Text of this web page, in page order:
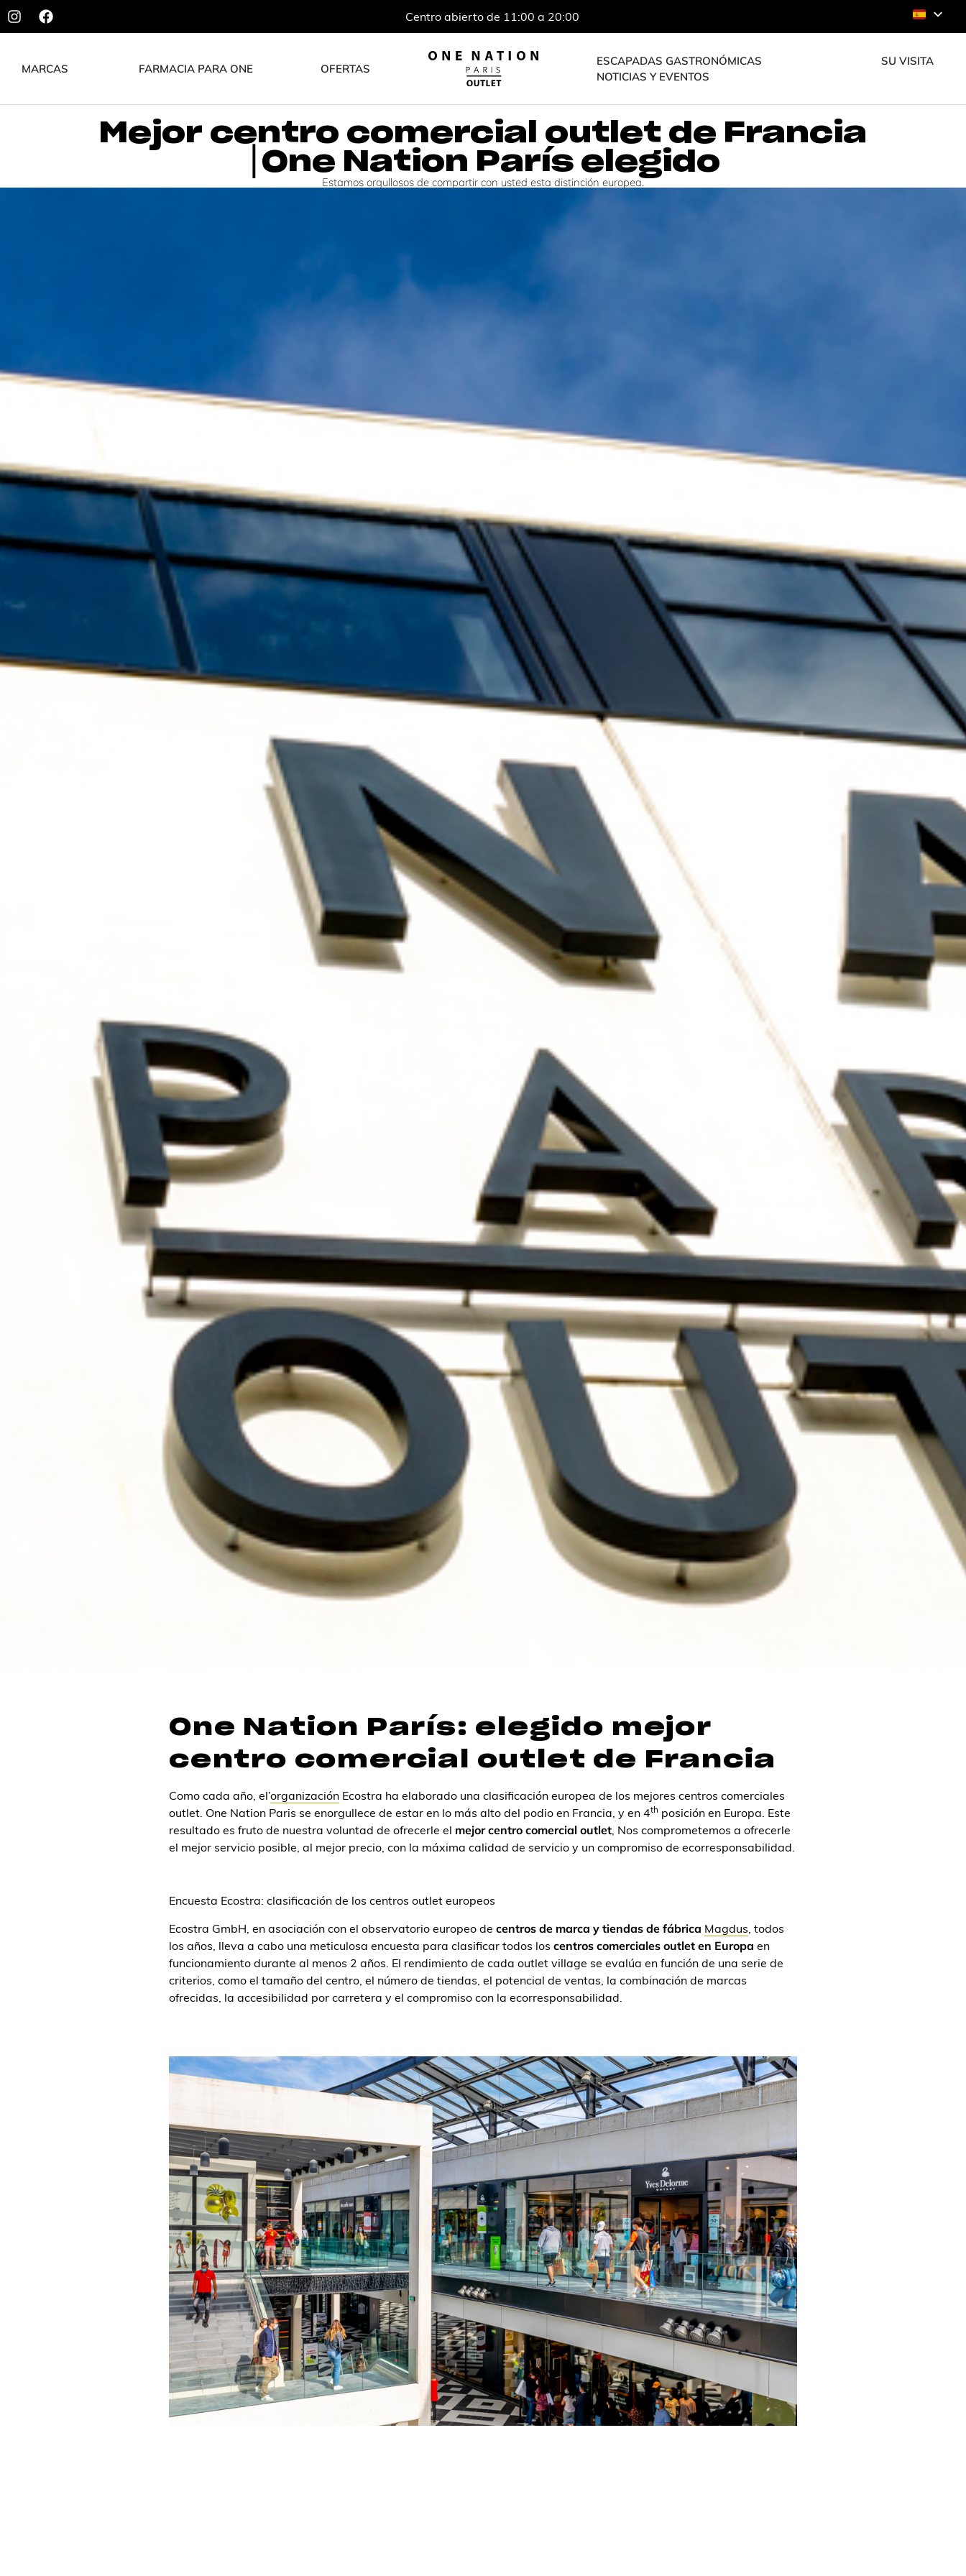
Centro abierto de 11:00 a 20:00
MARCAS FARMACIA PARA ONE OFERTAS
ESCAPADAS GASTRONÓMICAS
SU VISITA
NOTICIAS Y EVENTOS
Mejor centro comercial outlet de Francia
⎮One Nation París elegido
Estamos orgullosos de compartir con usted esta distinción europea.
One Nation París: elegido mejor
centro comercial outlet de Francia
Como cada año, el’organización Ecostra ha elaborado una clasificación europea de los mejores centros comerciales
outlet. One Nation Paris se enorgullece de estar en lo más alto del podio en Francia, y en 4th posición en Europa. Este
resultado es fruto de nuestra voluntad de ofrecerle el mejor centro comercial outlet, Nos comprometemos a ofrecerle
el mejor servicio posible, al mejor precio, con la máxima calidad de servicio y un compromiso de ecorresponsabilidad.
Encuesta Ecostra: clasificación de los centros outlet europeos
Ecostra GmbH, en asociación con el observatorio europeo decentros de marca y tiendas de fábrica Magdus , todos
los años, lleva a cabo una meticulosa encuesta para clasificar todos loscentros comerciales outlet en Europa en
funcionamiento durante al menos 2 años. El rendimiento de cada outlet village se evalúa en función de una serie de
criterios, como el tamaño del centro, el número de tiendas, el potencial de ventas, la combinación de marcas
ofrecidas, la accesibilidad por carretera y el compromiso con la ecorresponsabilidad.